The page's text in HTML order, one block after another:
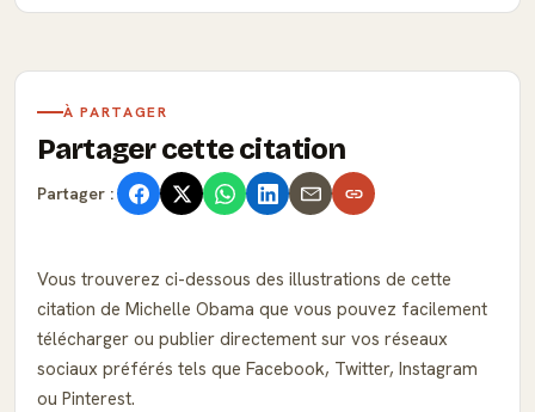
À PARTAGER
Partager cette citation
Partager :
Vous trouverez ci-dessous des illustrations de cette
citation de Michelle Obama que vous pouvez facilement
télécharger ou publier directement sur vos réseaux
sociaux préférés tels que Facebook, Twitter, Instagram
ou Pinterest.